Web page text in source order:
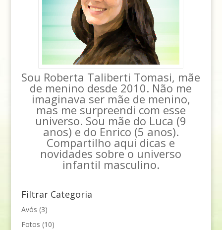
Sou Roberta Taliberti Tomasi, mãe
de menino desde 2010. Não me
imaginava ser mãe de menino,
mas me surpreendi com esse
universo. Sou mãe do Luca (9
anos) e do Enrico (5 anos).
Compartilho aqui dicas e
novidades sobre o universo
infantil masculino.
Filtrar Categoria
Avós (3)
Fotos (10)